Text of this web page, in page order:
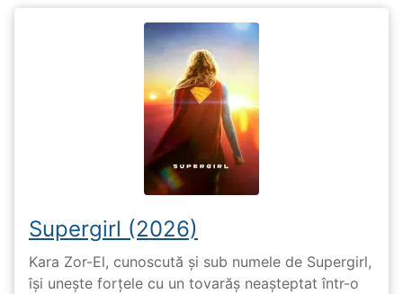
Supergirl (2026)
Kara Zor-El, cunoscută și sub numele de Supergirl,
își unește forțele cu un tovarăș neașteptat într-o